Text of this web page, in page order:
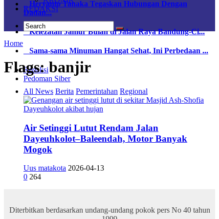
Heryanto Tanaka Tegaskan Hubungan Dengan
Dadan...
Kelezatan Jamur Bulan di Jalan Raya Bandung-Ci...
Sama-sama Minuman Hangat Sehat, Ini Perbedaan ...
Redaksi
Pedoman Siber
REDAKSI
Home
Flags:banjir
All News Berita Pemerintahan Regional
Air Setinggi Lutut Rendam Jalan
Dayeuhkolot–Baleendah, Motor Banyak
Mogok
Uus matakota 2026-04-13
0 264
Diterbitkan berdasarkan undang-undang pokok pers No 40 tahun